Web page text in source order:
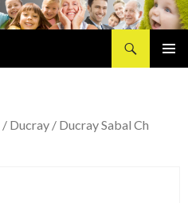
/ Ducray / Ducray Sabal Ch